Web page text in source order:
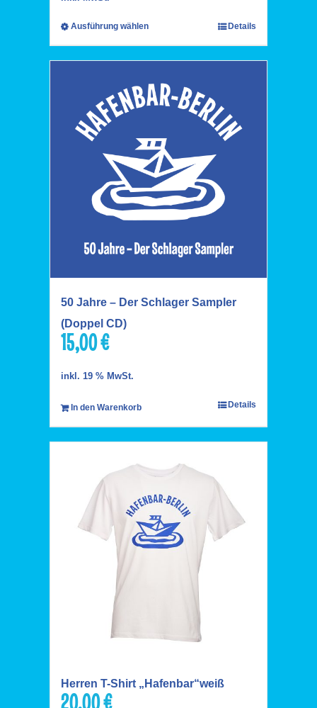
Ausführung wählen Details
50 Jahre – Der Schlager Sampler
(Doppel CD)
15,00€
inkl. 19 % MwSt.
In den Warenkorb Details
Herren T-Shirt „Hafenbar“weiß
20,00€